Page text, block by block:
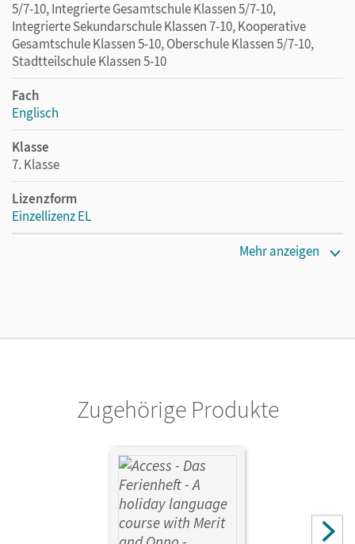
5/7-10, Integrierte Gesamtschule Klassen 5/7-10,
Integrierte Sekundarschule Klassen 7-10, Kooperative
Gesamtschule Klassen 5-10, Oberschule Klassen 5/7-10,
Stadtteilschule Klassen 5-10
Fach
Englisch
Klasse
7. Klasse
Lizenzform
Einzellizenz EL
Mehr anzeigen
Zugehörige Produkte